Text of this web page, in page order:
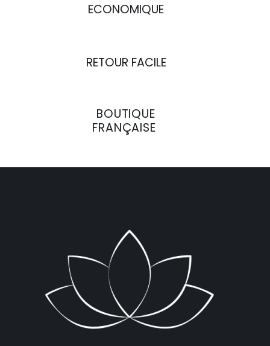
ECONOMIQUE
RETOUR FACILE
BOUTIQUE
FRANÇAISE